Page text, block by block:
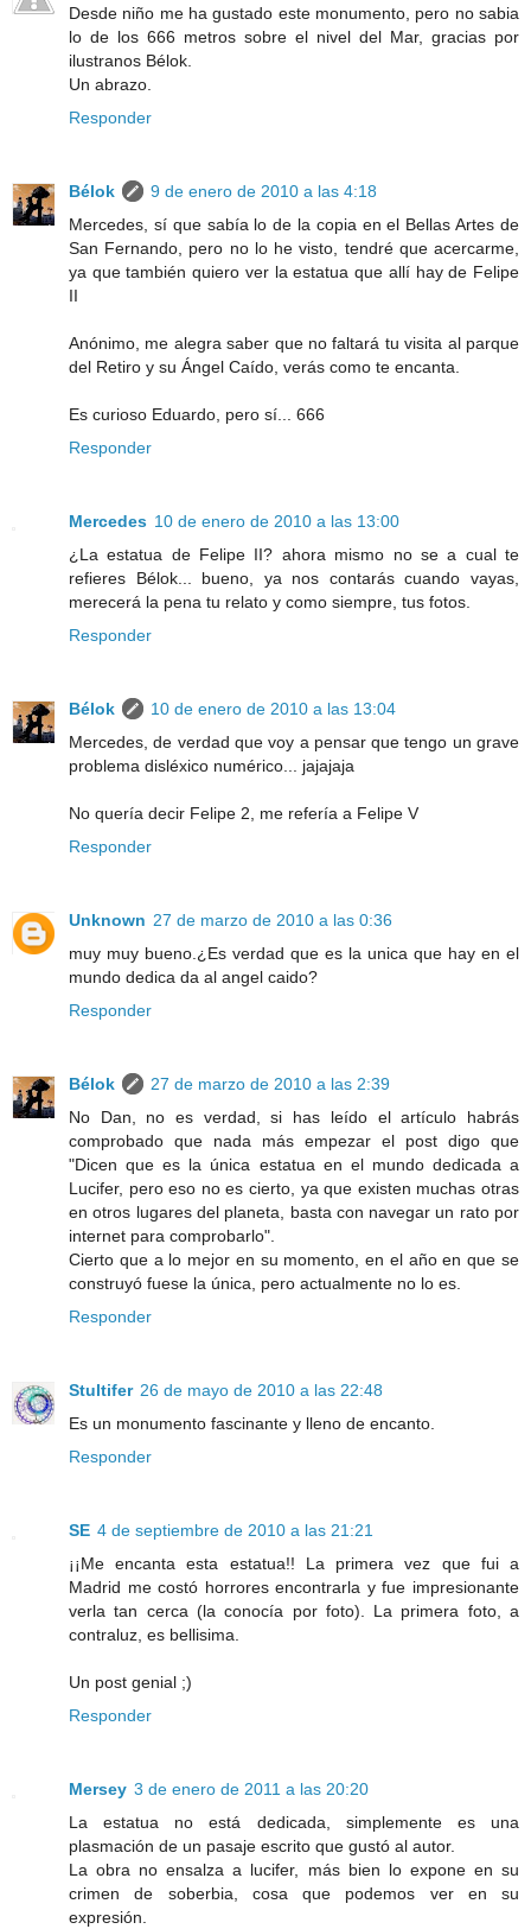
Desde niño me ha gustado este monumento, pero no sabia
lo de los 666 metros sobre el nivel del Mar, gracias por
ilustranos Bélok.
Un abrazo.
Responder
Bélok
9 de enero de 2010 a las 4:18
Mercedes, sí que sabía lo de la copia en el Bellas Artes de
San Fernando, pero no lo he visto, tendré que acercarme,
ya que también quiero ver la estatua que allí hay de Felipe
II
Anónimo, me alegra saber que no faltará tu visita al parque
del Retiro y su Ángel Caído, verás como te encanta.
Es curioso Eduardo, pero sí... 666
Responder
Mercedes 10 de enero de 2010 a las 13:00
¿La estatua de Felipe II? ahora mismo no se a cual te
refieres Bélok... bueno, ya nos contarás cuando vayas,
merecerá la pena tu relato y como siempre, tus fotos.
Responder
Bélok
10 de enero de 2010 a las 13:04
Mercedes, de verdad que voy a pensar que tengo un grave
problema disléxico numérico... jajajaja
No quería decir Felipe 2, me refería a Felipe V
Responder
Unknown 27 de marzo de 2010 a las 0:36
muy muy bueno.¿Es verdad que es la unica que hay en el
mundo dedica da al angel caido?
Responder
Bélok
27 de marzo de 2010 a las 2:39
No Dan, no es verdad, si has leído el artículo habrás
comprobado que nada más empezar el post digo que
"Dicen que es la única estatua en el mundo dedicada a
Lucifer, pero eso no es cierto, ya que existen muchas otras
en otros lugares del planeta, basta con navegar un rato por
internet para comprobarlo".
Cierto que a lo mejor en su momento, en el año en que se
construyó fuese la única, pero actualmente no lo es.
Responder
Stultifer 26 de mayo de 2010 a las 22:48
Es un monumento fascinante y lleno de encanto.
Responder
SE 4 de septiembre de 2010 a las 21:21
¡¡Me encanta esta estatua!! La primera vez que fui a
Madrid me costó horrores encontrarla y fue impresionante
verla tan cerca (la conocía por foto). La primera foto, a
contraluz, es bellisima.
Un post genial ;)
Responder
Mersey 3 de enero de 2011 a las 20:20
La estatua no está dedicada, simplemente es una
plasmación de un pasaje escrito que gustó al autor.
La obra no ensalza a lucifer, más bien lo expone en su
crimen de soberbia, cosa que podemos ver en su
expresión.